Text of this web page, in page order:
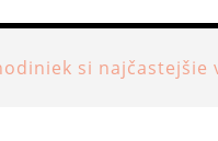
si najčastejšie